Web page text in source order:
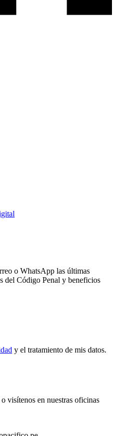
o WhatsApp las últimas
del Código Penal y beneficios
y el tratamiento de mis datos.
visítenos en nuestras oficinas